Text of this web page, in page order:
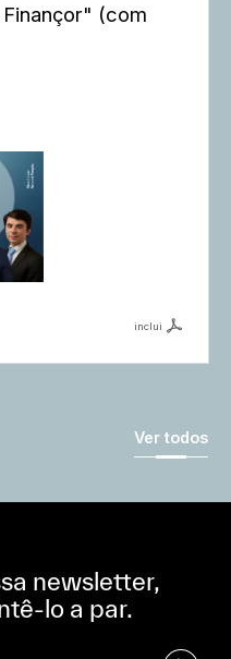
(com
inclui
Ver todos
newsletter,
lo a par.